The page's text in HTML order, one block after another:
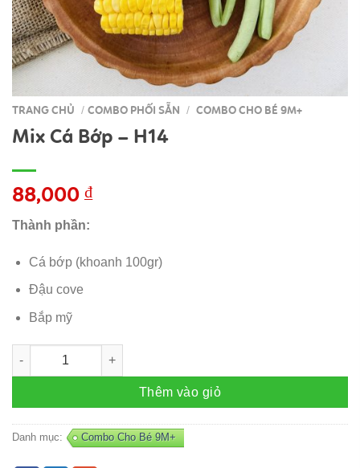
TRANG CHỦ / COMBO PHỐI SẴN / COMBO CHO BÉ 9M+
Mix Cá Bớp – H14
88,000 ₫
Thành phần:
Cá bớp (khoanh 100gr)
Đậu cove
Bắp mỹ
Mix Cá Bớp - H14 số lượng
Thêm vào giỏ
Danh mục: Combo Cho Bé 9M+